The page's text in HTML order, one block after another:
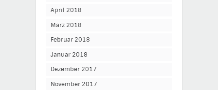
April 2018
März 2018
Februar 2018
Januar 2018
Dezember 2017
November 2017